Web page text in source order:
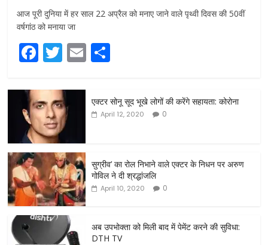
आज पूरी दुनिया में हर साल 22 अप्रैल को मनाए जाने वाले पृथ्वी दिवस की 50वीं
वर्षगांठ को मनाया जा
F
c
e
b
o
o
k
T
itt
er
E
ar
e
एक्टर सोनू सूद भूखे लोगों की करेंगे सहायता: कोरोना
April 12, 2020 0
सुग्रीव’ का रोल निभाने वाले एक्टर के निधन पर अरुण
गोविल ने दी श्रद्धांजलि
April 10, 2020 0
अब उपभोक्ता को मिली बाद में पेमेंट करने की सुविधा:
DTH TV